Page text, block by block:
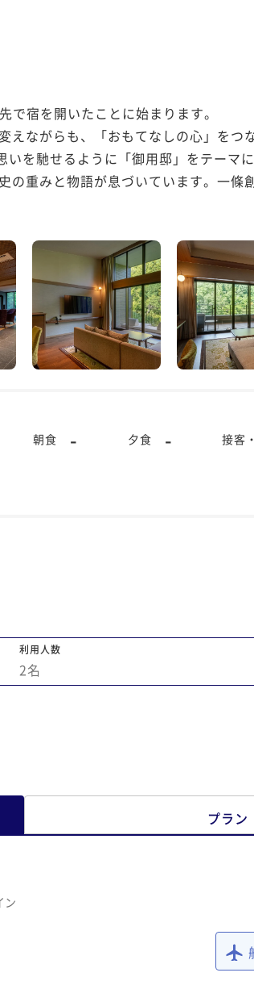
宿を開いたことに始まります。
ながらも、「おもてなしの心」をつ
を馳せるように「御用邸」をテーマ
の重みと物語が息づいています。一條
朝食 - 夕食 - 接客
利用人数
2名
プラン
ン